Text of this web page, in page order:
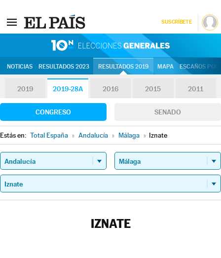
SUSCRÍBETE
NOTICIAS RESULTADOS 2023 RESULTADOS 2019 MAPA ESCAÑOS
2019 2019-28A 2016 2015 2011
CONGRESO SENADO
Estás en: Total España » Andalucía » Málaga » Iznate
IZNATE